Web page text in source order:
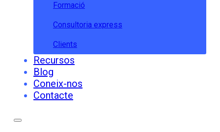
Formació
Consultoria express
Clients
Recursos
Blog
Coneix-nos
Contacte